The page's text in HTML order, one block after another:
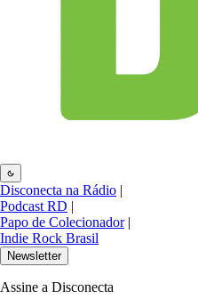
Disconecta na Rádio |
Podcast RD |
Papo de Colecionador |
Indie Rock Brasil
Newsletter
Assine a Disconecta